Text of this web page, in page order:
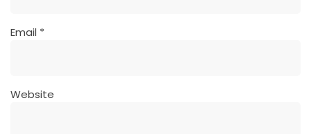
Email *
Website